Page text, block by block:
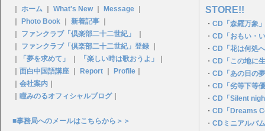
ホーム What's New｜ Message
Photo Book 新着記事
ファンクラブ「倶楽部二十二世紀」
ファンクラブ「倶楽部二十二世紀」登録
「夢を求めて」 「楽しい時は歌おうよ」
面白中国語講座 Report Profile
会社案内
瞳みのるオフィシャルブログ｜
■事務局へのメールはこちらから＞＞
STORE!!
・ CD「森羅万象
・ CD「おもい・
・ CD「花は何処
・ CD「この地に
・ CD「あの日の
・ CD「劣等下等
・ CD「Silent
・ CD「Dreams
・ CDミニアルバ